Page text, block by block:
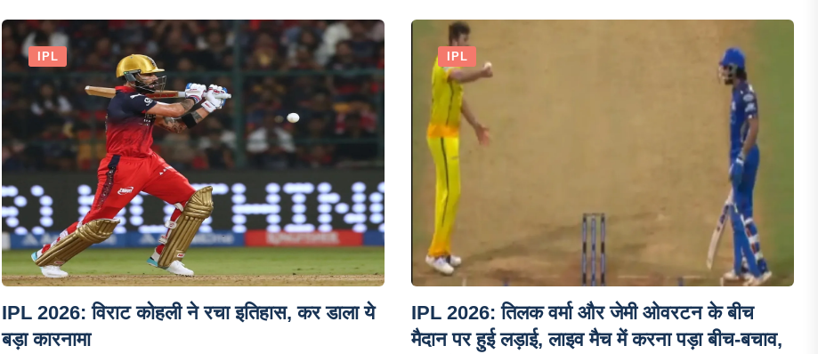
IPL
IPL 2026: विराट कोहली ने रचा इतिहास, कर डाला ये
बड़ा कारनामा
IPL
IPL 2026: तिलक वर्मा और जेमी ओवरटन के बीच
मैदान पर हुई लड़ाई, लाइव मैच में करना पड़ा बीच-बचाव,